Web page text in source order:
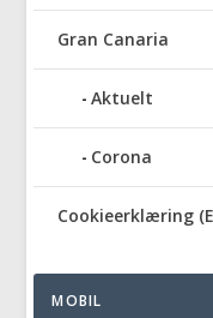
Gran Canaria
Aktuelt
Corona
Cookieerklæring
MOBIL